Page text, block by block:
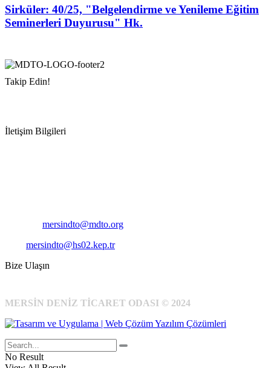
Sirküler: 40/25, "Belgelendirme ve Yenileme Eğitim
Seminerleri Duyurusu" Hk.
Takip Edin!
İletişim Bilgileri
mersindto@mdto.org
mersindto@hs02.kep.tr
Bize Ulaşın
MERSİN DENİZ TİCARET ODASI © 2024
No Result